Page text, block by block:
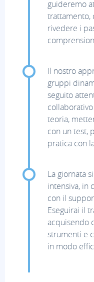
guideremo
trattamento,
rivedere i
Il nostro
gruppi
seguito
teoria,
con un test,
pratica con
La giornata
intensiva, in
con il
Eseguirai il
acquisendo
strumenti e
in modo